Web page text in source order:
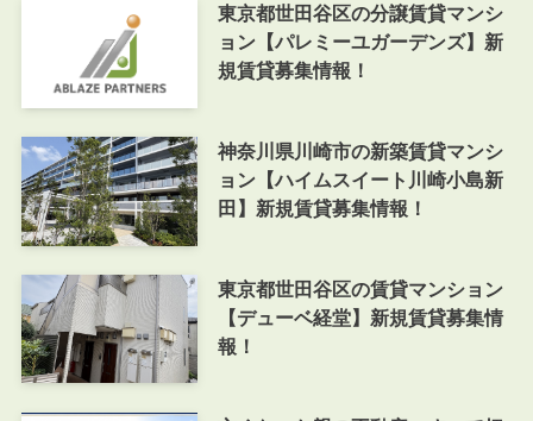
東京都世田谷区の分譲賃貸マンシ
ョン【パレミーユガーデンズ】新
規賃貸募集情報！
神奈川県川崎市の新築賃貸マンシ
ョン【ハイムスイート川崎小島新
田】新規賃貸募集情報！
東京都世田谷区の賃貸マンション
【デューベ経堂】新規賃貸募集情
報！